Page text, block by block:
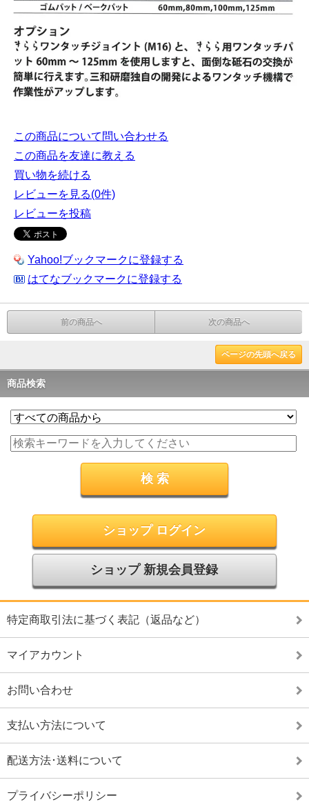
この商品について問い合わせる
この商品を友達に教える
買い物を続ける
レビューを見る(0件)
レビューを投稿
Yahoo!ブックマークに登録する
はてなブックマークに登録する
前の商品へ 次の商品へ
ページの先頭へ戻る
商品検索
ショップ ログイン
ショップ 新規会員登録
特定商取引法に基づく表記（返品など）
マイアカウント
お問い合わせ
支払い方法について
配送方法･送料について
プライバシーポリシー